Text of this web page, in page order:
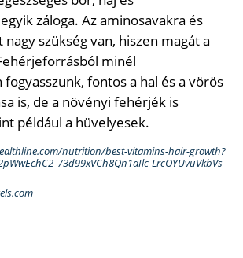
záloga. Az aminosavakra és
szükség van, hiszen magát a
minél
fontos a hal és a vörös
is, de a növényi fehérjék is
például a hüvelyesek.
nutrition/best-vitamins-hair-growth?
LrcOYUvuVkbVs-